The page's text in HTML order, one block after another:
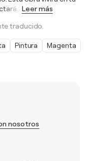
nosotros
Leer más
traducido.
Pintura Magenta